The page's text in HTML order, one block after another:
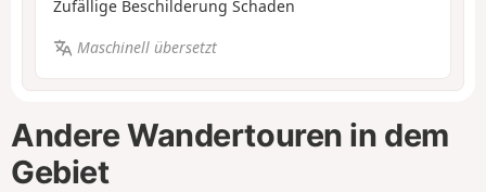
Zufällige Beschilderung Schaden
Maschinell übersetzt
Andere Wandertouren in dem
Gebiet